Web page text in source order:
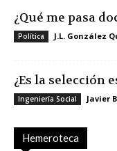
¿Qué me pasa
Política J.L. González
¿Es la selección
Ingeniería Social Javier
Hemeroteca